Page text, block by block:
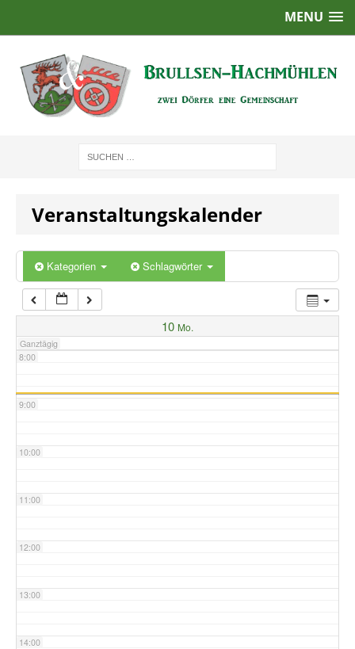
MENU
Veranstaltungskalender
Kategorien Schlagwörter
10 Mo.
Ganztägig
2:00
5:00
7:00
8:00
9:00
10:00
11:00
12:00
13:00
14:00